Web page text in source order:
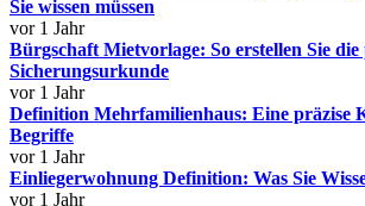
Sie wissen müssen
vor 1 Jahr
Bürgschaft Mietvorlage: So erstellen Sie die
Sicherungsurkunde
vor 1 Jahr
Definition Mehrfamilienhaus: Eine präzise
Begriffe
vor 1 Jahr
Einliegerwohnung Definition: Was Sie
vor 1 Jahr